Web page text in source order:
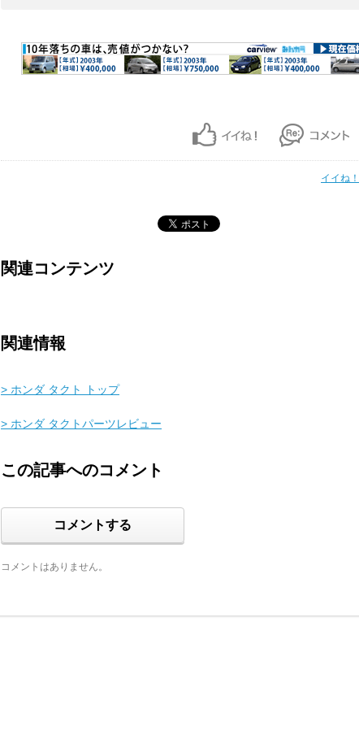
イイね
関連コンテンツ
関連情報
> ホンダ タクト トップ
> ホンダ タクトパーツレビュー
この記事へのコメント
コメントする
コメントはありません。